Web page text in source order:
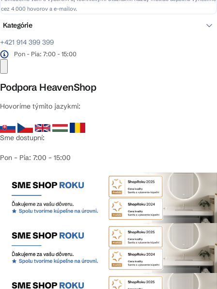
cez 4 000 hovorov a e-mailov.
+421 914 399 399
Pon - Pia: 7:00 - 15:00
Podpora HeavenShop
Hovoríme týmito jazykmi:
Sme dostupní:
Pon – Pia: 7:00 – 15:00
Kategórie